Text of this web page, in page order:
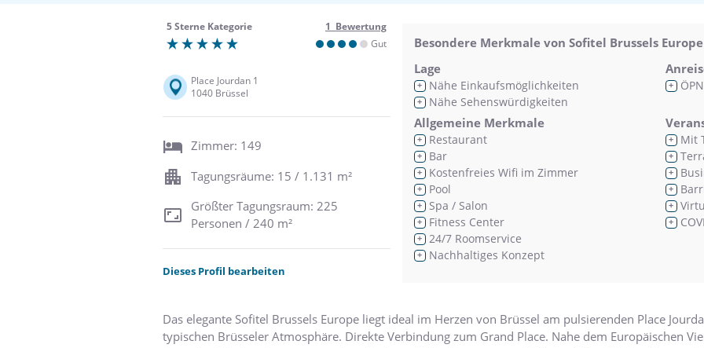
5 Sterne Kategorie
1 Bewertung
Gut
Place Jourdan 1
1040 Brüssel
Zimmer: 149
Tagungsräume: 15 / 1.131 m²
Größter Tagungsraum: 225
Personen / 240 m²
Dieses Profil bearbeiten
Besondere Merkmale von Sofitel Brussels Europe
Lage
+ Nähe Einkaufsmöglichkeiten
+ Nähe Sehenswürdigkeiten
+
Allgemeine Merkmale
+ Restaurant
+ Bar
+ Kostenfreies Wifi im Zimmer
+ Pool
+ Spa / Salon
+ Fitness Center
+ 24/7 Roomservice
+ Nachhaltiges Konzept
+ Mit
+
+
+
+
+
Das elegante Sofitel Brussels Europe liegt ideal im Herzen von Brüssel am pulsierenden Place
typischen Brüsseler Atmosphäre. Direkte Verbindung zum Grand Place. Nahe dem Europäischen